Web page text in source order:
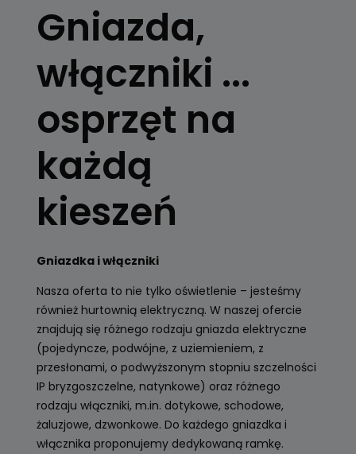
Gniazda,
włączniki ...
osprzęt na
każdą
kieszeń
Gniazdka i włączniki
Nasza oferta to nie tylko oświetlenie – jesteśmy
również hurtownią elektryczną. W naszej ofercie
znajdują się różnego rodzaju gniazda elektryczne
(pojedyncze, podwójne, z uziemieniem, z
przesłonami, o podwyższonym stopniu szczelności
IP bryzgoszczelne, natynkowe) oraz różnego
rodzaju włączniki, m.in. dotykowe, schodowe,
żaluzjowe, dzwonkowe. Do każdego gniazdka i
włącznika proponujemy dedykowaną ramkę.